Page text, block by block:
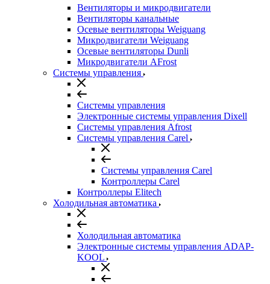
Вентиляторы и микродвигатели
Вентиляторы канальные
Осевые вентиляторы Weiguang
Микродвигатели Weiguang
Осевые вентиляторы Dunli
Микродвигатели AFrost
Системы управления
Системы управления
Электронные системы управления Dixell
Системы управления Afrost
Системы управления Carel
Системы управления Carel
Контроллеры Carel
Контроллеры Elitech
Холодильная автоматика
Холодильная автоматика
Электронные системы управления ADAP-
KOOL